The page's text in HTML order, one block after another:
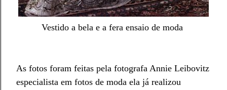
Vestido a bela e a fera ensaio de moda
As fotos foram feitas pela fotografa Annie Leibovitz
especialista em fotos de moda ela já realizou